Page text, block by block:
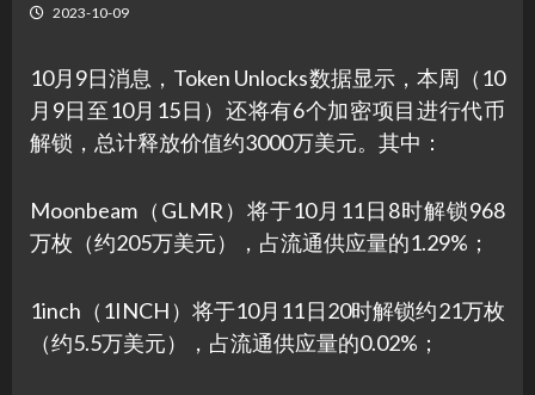
2023-10-09
10月9日消息，Token Unlocks数据显示，本周（10
月9日至10月15日）还将有6个加密项目进行代币
解锁，总计释放价值约3000万美元。其中：
Moonbeam（GLMR）将于10月11日8时解锁968
万枚（约205万美元），占流通供应量的1.29%；
1inch（1INCH）将于10月11日20时解锁约21万枚
（约5.5万美元），占流通供应量的0.02%；